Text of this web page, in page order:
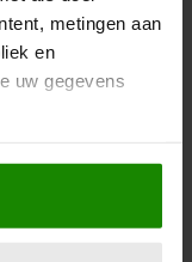
metingen aan
en
uw gegevens
kan zijn